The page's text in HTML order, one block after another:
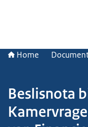
Home
Beslisnota